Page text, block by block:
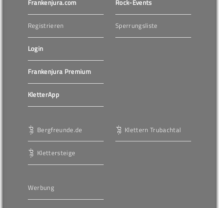
Frankenjura.com
Registrieren
Login
Frankenjura Premium
KletterApp
Rock-Events
Sperrungsliste
Bergfreunde.de
Klettersteige
Klettern Trubachtal
Werbung